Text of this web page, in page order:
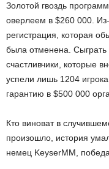
Золотой гвоздь
оверлеем в $260 000.
регистрация, которая
была отменена.
счастливчики, которые
успели лишь 1204
гарантию в $500 000
Кто виноват в
произошло, история
немец KeyserMM,